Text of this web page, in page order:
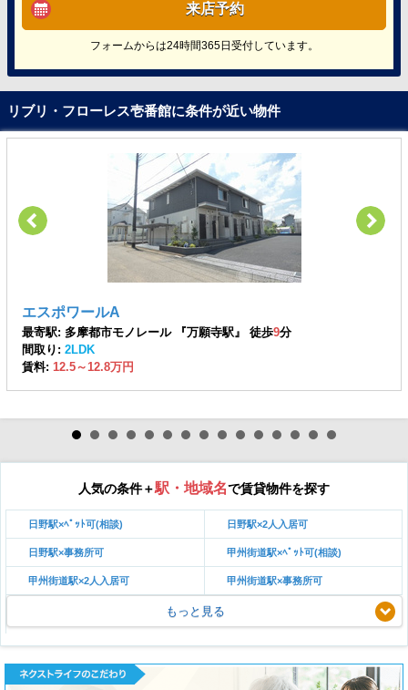
来店予約
フォームからは24時間365日受付しています。
リブリ・フローレス壱番館に条件が近い物件
エスポワールA
最寄駅: 多摩都市モノレール 『万願寺駅』 徒歩9分
間取り: 2LDK
賃料: 12.5～12.8万円
人気の条件＋駅・地域名で賃貸物件を探す
日野駅×ﾍﾟｯﾄ可(相談) 日野駅×2人入居可
日野駅×事務所可 甲州街道駅×ﾍﾟｯﾄ可(相談)
甲州街道駅×2人入居可 甲州街道駅×事務所可
もっと見る